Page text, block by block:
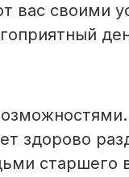
вас своими
здорово
старшего